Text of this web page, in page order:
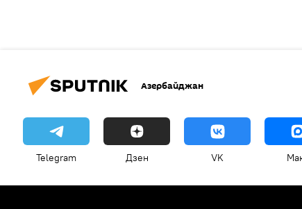
Азербайджан
Telegram Дзен VK